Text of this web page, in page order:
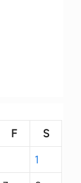
F
S
1